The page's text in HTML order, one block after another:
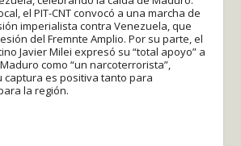
el PIT-CNT convocó a una marcha de
imperialista contra Venezuela, que
del Fremnte Amplio. Por su parte, el
Javier Milei expresó su “total apoyo” a
como “un narcoterrorista”,
captura es positiva tanto para
la región.